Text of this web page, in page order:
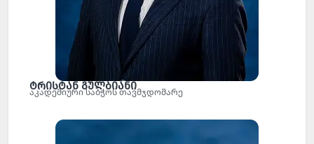
ტრისტან გულბიანი
აკადემიური საბჭოს თავმჯდომარე